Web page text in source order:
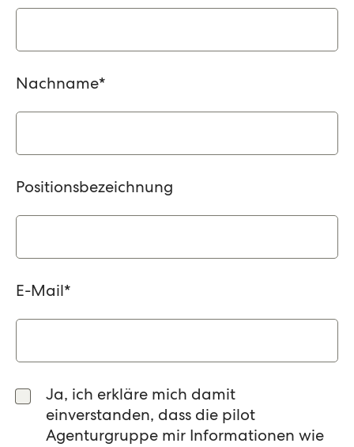
Nachname*
Positionsbezeichnung
E-Mail*
Ja, ich erkläre mich damit
einverstanden, dass die pilot
Agenturgruppe mir Informationen wie